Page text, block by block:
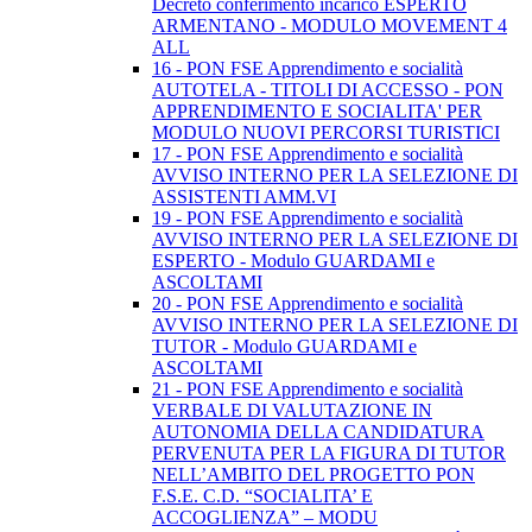
Decreto conferimento incarico ESPERTO
ARMENTANO - MODULO MOVEMENT 4
ALL
16 - PON FSE Apprendimento e socialità
AUTOTELA - TITOLI DI ACCESSO - PON
APPRENDIMENTO E SOCIALITA' PER
MODULO NUOVI PERCORSI TURISTICI
17 - PON FSE Apprendimento e socialità
AVVISO INTERNO PER LA SELEZIONE DI
ASSISTENTI AMM.VI
19 - PON FSE Apprendimento e socialità
AVVISO INTERNO PER LA SELEZIONE DI
ESPERTO - Modulo GUARDAMI e
ASCOLTAMI
20 - PON FSE Apprendimento e socialità
AVVISO INTERNO PER LA SELEZIONE DI
TUTOR - Modulo GUARDAMI e
ASCOLTAMI
21 - PON FSE Apprendimento e socialità
VERBALE DI VALUTAZIONE IN
AUTONOMIA DELLA CANDIDATURA
PERVENUTA PER LA FIGURA DI TUTOR
NELL’AMBITO DEL PROGETTO PON
F.S.E. C.D. “SOCIALITA’ E
ACCOGLIENZA” – MODU